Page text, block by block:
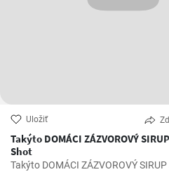
Uložiť
Takýto DOMÁCI ZÁZVOROVÝ SIRUP si
Shot